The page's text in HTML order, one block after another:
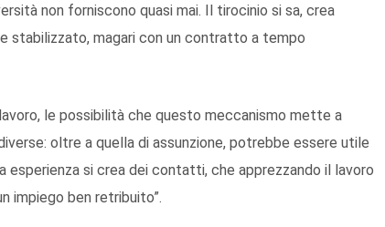
non forniscono quasi mai. Il tirocinio si sa, crea
stabilizzato, magari con un contratto a tempo
le possibilità che questo meccanismo mette a
oltre a quella di assunzione, potrebbe essere utile
si crea dei contatti, che apprezzando il lavoro
impiego ben retribuito”.